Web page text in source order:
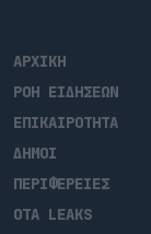
ΑΡΧΙΚΗ
ΡΟΗ ΕΙΔΗΣΕΩΝ
ΕΠΙΚΑΙΡΟΤΗΤΑ
ΔΗΜΟΙ
ΠΕΡΙΦΕΡΕΙΕΣ
OTA LEAKS